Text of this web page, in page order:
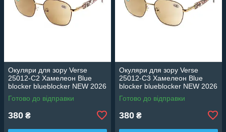
Окуляри для зору Verse
25012-C2 Хамелеон Blue
blocker blueblocker NEW 2026
Готово до відправки
380 ₴
Окуляри для зору Verse
25012-C3 Хамелеон Blue
blocker blueblocker NEW 2026
Готово до відправки
380 ₴